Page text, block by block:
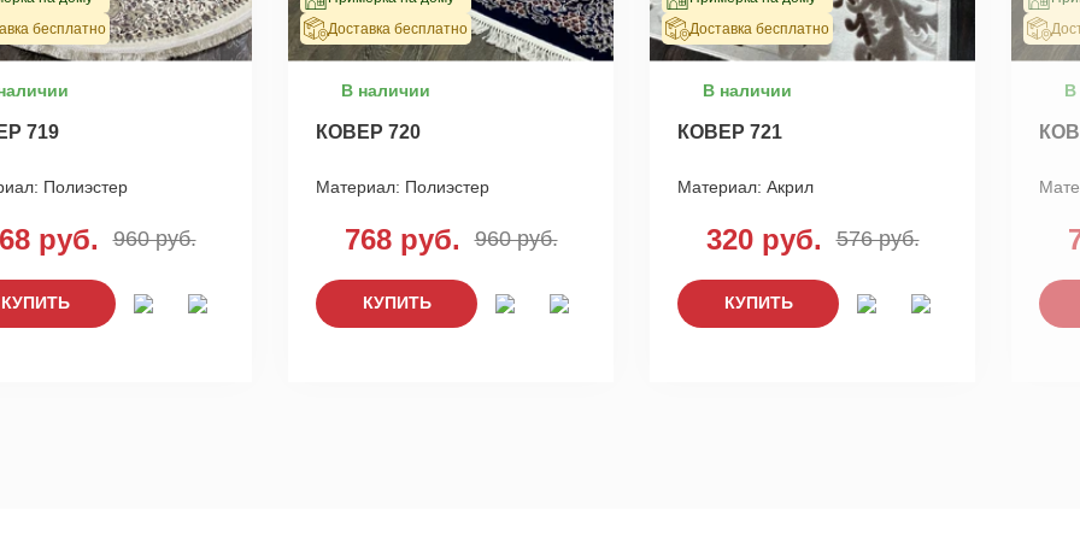
бесплатно
719
Полиэстер
руб. 960 руб.
КУПИТЬ
Доставка бесплатно
В наличии
КОВЕР 720
Материал: Полиэстер
768 руб. 960 руб.
КУПИТЬ
Доставка бесплатно
В наличии
КОВЕР 721
Материал: Акрил
320 руб. 576 руб.
КУПИТЬ
В